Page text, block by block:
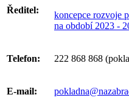
Ředitel:
koncepce rozvoje
na období 2023 -
Telefon: 222 868 868
E-mail: